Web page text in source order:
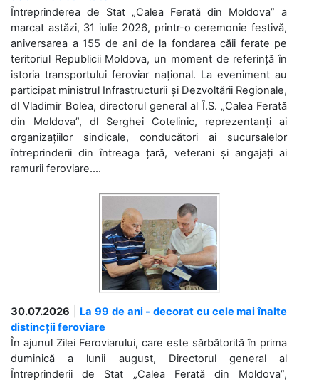
Întreprinderea de Stat „Calea Ferată din Moldova” a
marcat astăzi, 31 iulie 2026, printr-o ceremonie festivă,
aniversarea a 155 de ani de la fondarea căii ferate pe
teritoriul Republicii Moldova, un moment de referință în
istoria transportului feroviar național. La eveniment au
participat ministrul Infrastructurii și Dezvoltării Regionale,
dl Vladimir Bolea, directorul general al Î.S. „Calea Ferată
din Moldova”, dl Serghei Cotelinic, reprezentanți ai
organizațiilor sindicale, conducători ai sucursalelor
întreprinderii din întreaga țară, veterani și angajați ai
ramurii feroviare....
30.07.2026
La 99 de ani - decorat cu cele mai înalte
distincții feroviare
În ajunul Zilei Feroviarului, care este sărbătorită în prima
duminică a lunii august, Directorul general al
Întreprinderii de Stat „Calea Ferată din Moldova”,